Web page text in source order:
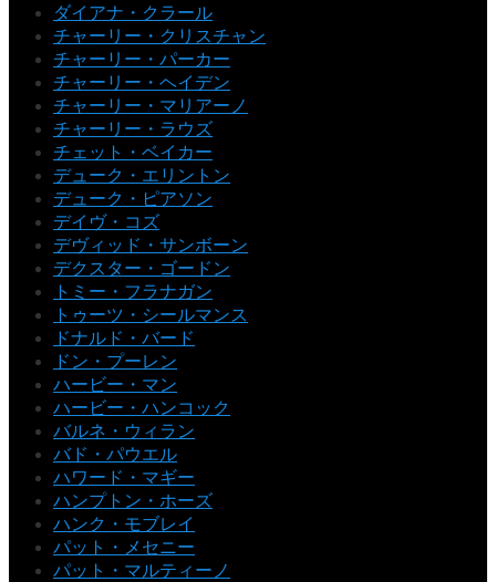
ダイアナ・クラール
チャーリー・クリスチャン
チャーリー・パーカー
チャーリー・ヘイデン
チャーリー・マリアーノ
チャーリー・ラウズ
チェット・ベイカー
デューク・エリントン
デューク・ピアソン
デイヴ・コズ
デヴィッド・サンボーン
デクスター・ゴードン
トミー・フラナガン
トゥーツ・シールマンス
ドナルド・バード
ドン・プーレン
ハービー・マン
ハービー・ハンコック
バルネ・ウィラン
バド・パウエル
ハワード・マギー
ハンプトン・ホーズ
ハンク・モブレイ
パット・メセニー
パット・マルティーノ